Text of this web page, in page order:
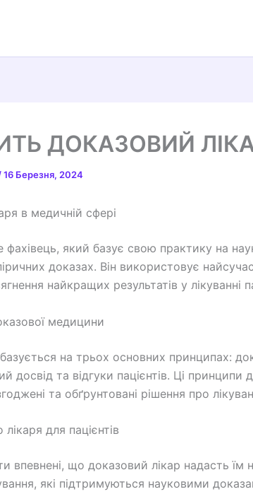
ДОКАЗОВИЙ
16 Березня, 2024
в медичній сфері
фахівець, який базує свою практику на
доказах. Він використовує
найкращих результатів у лікуванні
медицини
на трьох основних принципах:
досвід та відгуки пацієнтів. Ці принципи
та обґрунтовані рішення про
для пацієнтів
впевнені, що доказовий лікар надасть їм
які підтримуються науковими